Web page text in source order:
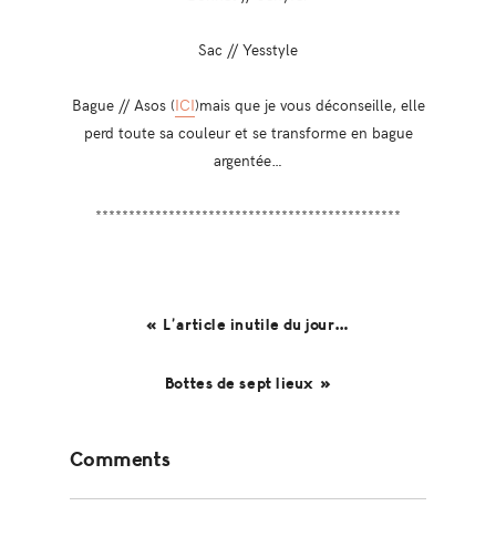
Sac // Yesstyle
Bague // Asos (ICI)mais que je vous déconseille, elle
perd toute sa couleur et se transforme en bague
argentée…
**********************************************
« L’article inutile du jour…
Bottes de sept lieux »
Interactions
Comments